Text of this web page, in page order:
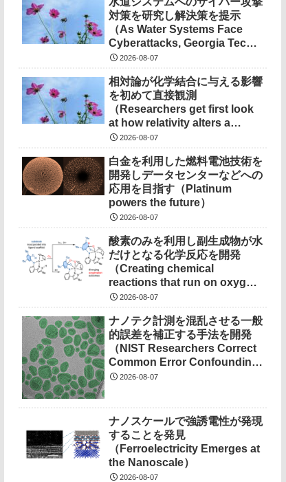
devices）
対策を研究し解決策を提示
（As Water Systems Face
Cyberattacks, Georgia Tech
Research Points to
2026-08-07
相対論が化学結合に与える影響
を初めて直接観測
（Researchers get first look
at how relativity alters a
chemical bond）
2026-08-07
白金を利用した燃料電池技術を
開発しデータセンターなどへの
応用を目指す（Platinum
powers the future）
2026-08-07
酸素のみを利用し副生成物が水
だけとなる化学反応を開発
（Creating chemical
reactions that run on oxygen,
produce only water as
2026-08-07
ナノテク計測を混乱させる一般
的誤差を補正する手法を開発
（NIST Researchers Correct
Common Error Confounding
Nanotech Measurements）
2026-08-07
ナノスケールで強誘電性が発現
することを発見
（Ferroelectricity Emerges at
the Nanoscale）
2026-08-07